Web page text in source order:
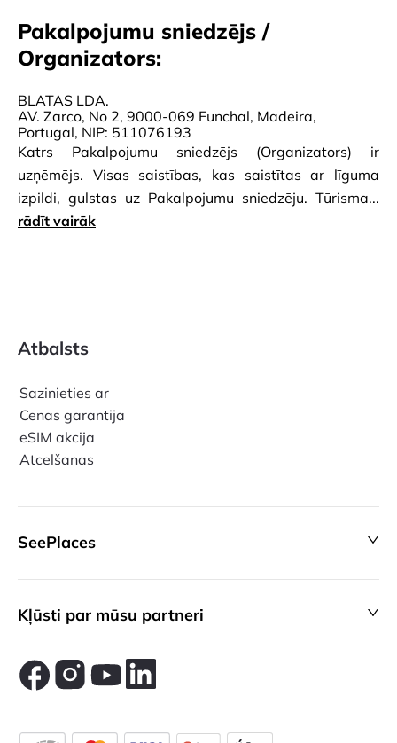
Pakalpojumu sniedzējs /
Organizators:
BLATAS LDA.
AV. Zarco, No 2, 9000-069 Funchal, Madeira,
Portugal, NIP: 511076193
Katrs Pakalpojumu sniedzējs (Organizators) ir
uzņēmējs. Visas saistības, kas saistītas ar līguma
izpildi, gulstas uz Pakalpojumu sniedzēju. Tūrisma...
rādīt vairāk
Atbalsts
Sazinieties ar
Cenas garantija
eSIM akcija
Atcelšanas
SeePlaces
Kļūsti par mūsu partneri